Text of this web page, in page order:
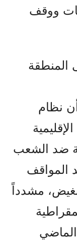
ووقف
المنطقة
نظام
ضد الشعب
المواقف
مشدداً